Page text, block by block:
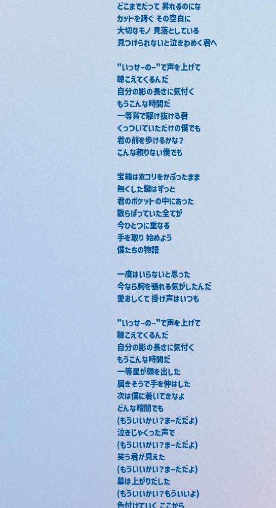
どこまでだって 昇れるのにな
カットを跨ぐ その空白に
大切なモノ 見落としている
見つけられないと泣きわめく君へ
"いっせーのー"で声を上げて
聴こえてくるんだ
自分の影の長さに気付く
もうこんな時間だ
一等賞で駆け抜ける君
くっついていただけの僕でも
君の前を歩けるかな？
こんな頼りない僕でも
宝箱はホコリをかぶったまま
無くした鍵はずっと
君のポケットの中にあった
散らばっていた全てが
今ひとつに重なる
手を取り 始めよう
僕たちの物語
一度はいらないと思った
今なら胸を張れる気がしたんだ
愛おしくて 掛け声はいつも
"いっせーのー"で声を上げて
聴こえてくるんだ
自分の影の長さに気付く
もうこんな時間だ
一等星が顔を出した
届きそうで手を伸ばした
次は僕に着いてきなよ
どんな暗闇でも
(もういいかい？まーだだよ)
泣きじゃくった声で
(もういいかい？まーだだよ)
笑う君が見えた
(もういいかい？まーだだよ)
幕は上がりだした
(もういいかい？もういいよ)
色付けていく ここから